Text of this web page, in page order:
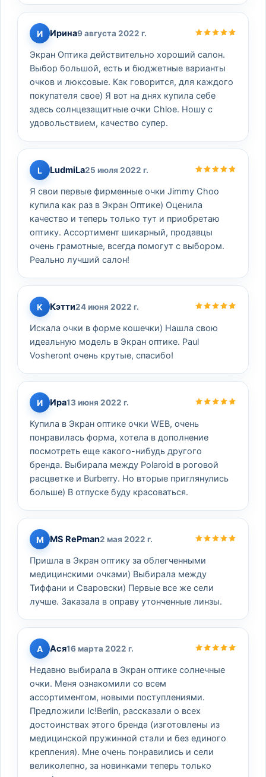
И Ирина9 августа 2022 г.
Экран Оптика действительно хороший салон.
Выбор большой, есть и бюджетные варианты
очков и люксовые. Как говорится, для каждого
покупателя свое) Я вот на днях купила себе
здесь солнцезащитные очки Chloe. Ношу с
удовольствием, качество супер.
L LudmiLa25 июля 2022 г.
Я свои первые фирменные очки Jimmy Choo
купила как раз в Экран Оптике) Оценила
качество и теперь только тут и приобретаю
оптику. Ассортимент шикарный, продавцы
очень грамотные, всегда помогут с выбором.
Реально лучший салон!
К Кэтти24 июня 2022 г.
Искала очки в форме кошечки) Нашла свою
идеальную модель в Экран оптике. Paul
Vosheront очень крутые, спасибо!
И Ира13 июня 2022 г.
Купила в Экран оптике очки WEB, очень
понравилась форма, хотела в дополнение
посмотреть еще какого-нибудь другого
бренда. Выбирала между Polaroid в роговой
расцветке и Burberry. Но вторые приглянулись
больше) В отпуске буду красоваться.
M MS RePman2 мая 2022 г.
Пришла в Экран оптику за облегченными
медицинскими очками) Выбирала между
Тиффани и Сваровски) Первые все же сели
лучше. Заказала в оправу утонченные линзы.
А Ася16 марта 2022 г.
Недавно выбирала в Экран оптике солнечные
очки. Меня ознакомили со всем
ассортиментом, новыми поступлениями.
Предложили Ic!Berlin, рассказали о всех
достоинствах этого бренда (изготовлены из
медицинской пружинной стали и без единого
крепления). Мне очень понравились и сели
великолепно, за новинками теперь только